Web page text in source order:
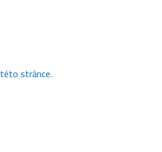
této stránce.